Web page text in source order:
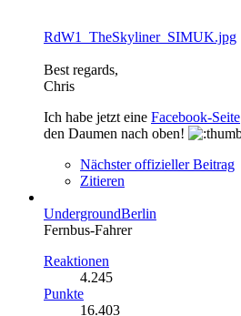
RdW1_TheSkyliner_SIMUK.jpg
Best regards,
Chris
Ich habe jetzt eine Facebook-Seite
den Daumen nach oben!
Nächster offizieller Beitrag
Zitieren
UndergroundBerlin
Fernbus-Fahrer
Reaktionen
4.245
Punkte
16.403